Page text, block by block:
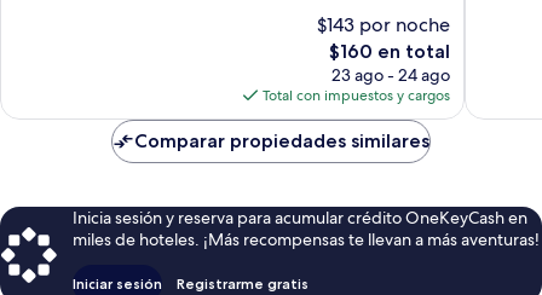
$143 por noche
El
precio
actual
es
de
$160
$160 en total
23 ago - 24 ago
Total con impuestos y cargos
Comparar propiedades similares
Inicia sesión y reserva para acumular crédito OneKeyCash en
miles de hoteles. ¡Más recompensas te llevan a más aventuras!
Iniciar sesión Registrarme gratis